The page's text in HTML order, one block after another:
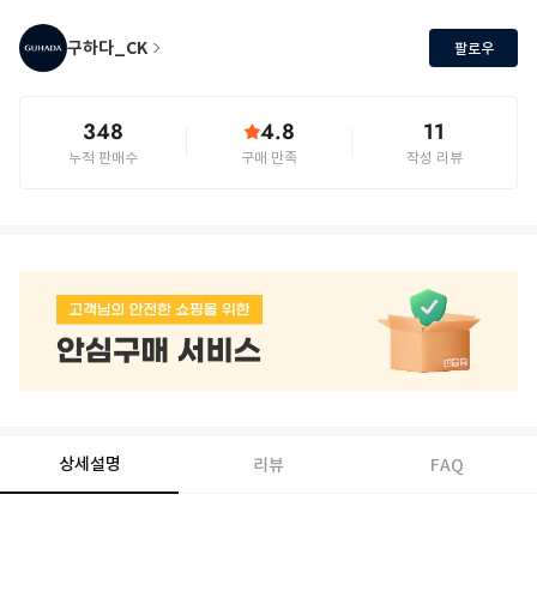
구하다_CK 팔로우
348
누적 판매수
4.8
구매 만족
11
작성 리뷰
상세설명 리뷰 FAQ